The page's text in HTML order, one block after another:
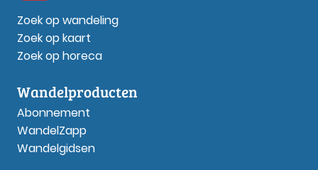
Zoek op wandeling
Zoek op kaart
Zoek op horeca
Wandelproducten
Abonnement
WandelZapp
Wandelgidsen